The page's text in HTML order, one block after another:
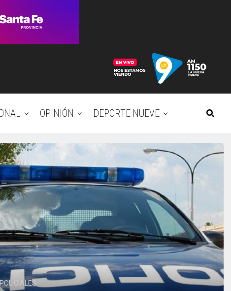
OPINIÓN DEPORTE NUEVE